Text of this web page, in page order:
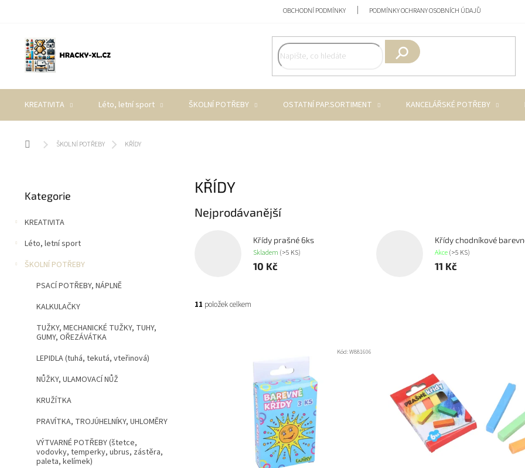
OBCHODNÍ PODMÍNKY PODMÍNKY OCHRANY OSOBNÍCH ÚDAJŮ
Hledat
KREATIVITA Léto, letní sport ŠKOLNÍ POTŘEBY OSTATNÍ PAP.SORTIMENT KANCELÁŘSKÉ POTŘEBY
Domů ŠKOLNÍ POTŘEBY KŘÍDY
s
r
a
n
kategorie
Kategorie
KREATIVITA
Léto, letní sport
ŠKOLNÍ POTŘEBY
PSACÍ POTŘEBY, NÁPLNĚ
KALKULAČKY
TUŽKY, MECHANICKÉ TUŽKY, TUHY,
GUMY, OŘEZÁVÁTKA
LEPIDLA (tuhá, tekutá, vteřinová)
NŮŽKY, ULAMOVACÍ NŮŽ
KRUŽÍTKA
PRAVÍTKA, TROJÚHELNÍKY, UHLOMĚRY
VÝTVARNÉ POTŘEBY (štetce,
vodovky, temperky, ubrus, zástěra,
paleta, kelímek)
KŘÍDY
Nejprodávanější
Křídy prašné 6ks
Skladem (>5 KS)
10 Kč
Křídy chodníkové
Akce(>5 KS)
11 Kč
11 položek celkem
Kód:W881606